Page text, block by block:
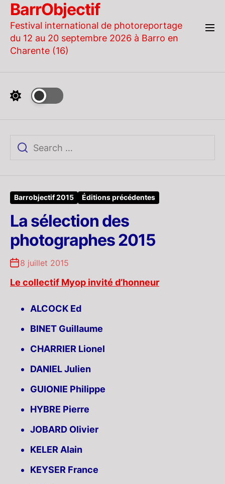
Skip
the
content
BarrObjectif
Festival international de photoreportage
du 12 au 20 septembre 2026 à Barro en
Charente (16)
Barrobjectif 2015 Éditions précédentes
La sélection des
photographes 2015
8 juillet 2015
Le collectif Myop invité d’honneur
ALCOCK Ed
BINET Guillaume
CHARRIER Lionel
DANIEL Julien
GUIONIE Philippe
HYBRE Pierre
JOBARD Olivier
KELER Alain
KEYSER France